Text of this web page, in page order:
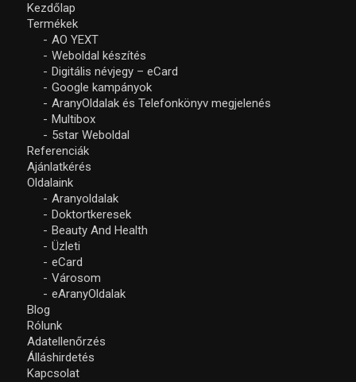
Kezdőlap
Termékek
AO YEXT
Weboldal készítés
Digitális névjegy – eCard
Google kampányok
AranyOldalak és Telefonkönyv megjelenés
Multibox
5star Weboldal
Referenciák
Ajánlatkérés
Oldalaink
Aranyoldalak
Doktortkeresek
Beauty And Health
Üzleti
eCard
Városom
eAranyOldalak
Blog
Rólunk
Adatellenőrzés
Álláshirdetés
Kapcsolat